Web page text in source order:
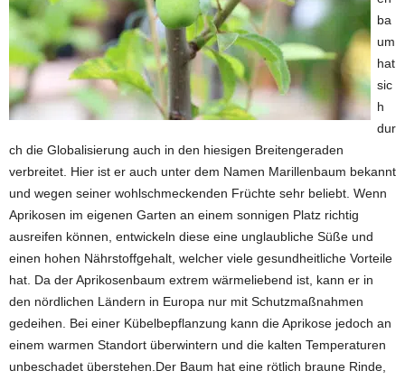
ba
um
hat
sic
h
dur
ch die Globalisierung auch in den hiesigen Breitengeraden
verbreitet. Hier ist er auch unter dem Namen Marillenbaum bekannt
und wegen seiner wohlschmeckenden Früchte sehr beliebt. Wenn
Aprikosen im eigenen Garten an einem sonnigen Platz richtig
ausreifen können, entwickeln diese eine unglaubliche Süße und
einen hohen Nährstoffgehalt, welcher viele gesundheitliche Vorteile
hat. Da der Aprikosenbaum extrem wärmeliebend ist, kann er in
den nördlichen Ländern in Europa nur mit Schutzmaßnahmen
gedeihen. Bei einer Kübelbepflanzung kann die Aprikose jedoch an
einem warmen Standort überwintern und die kalten Temperaturen
unbeschadet überstehen.Der Baum hat eine rötlich braune Rinde,